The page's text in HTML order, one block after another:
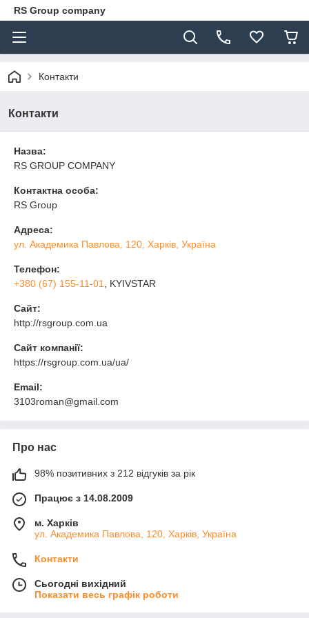
RS Group company
Контакти
Контакти
Назва:
RS GROUP COMPANY
Контактна особа:
RS Group
Адреса:
ул. Академика Павлова, 120, Харків, Україна
Телефон:
+380 (67) 155-11-01
, KYIVSTAR
Сайт:
http://rsgroup.com.ua
Сайт компанії:
https://rsgroup.com.ua/ua/
Email:
3103roman@gmail.com
Про нас
98% позитивних з 212 відгуків за рік
Працює з 14.08.2009
м. Харків
ул. Академика Павлова, 120, Харків, Україна
Контакти
Сьогодні вихідний
Показати весь графік роботи